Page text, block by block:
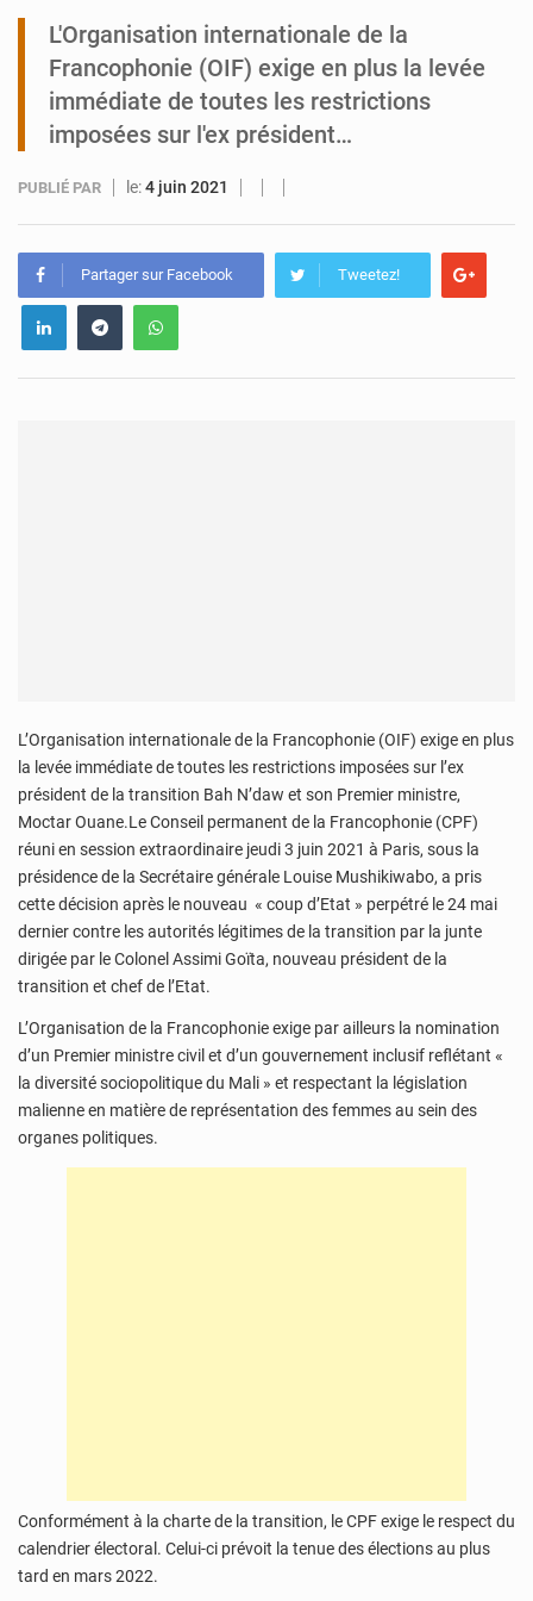
L'Organisation internationale de la
Francophonie (OIF) exige en plus la levée
immédiate de toutes les restrictions
imposées sur l'ex président…
PUBLIÉ PAR le:4 juin 2021
Partager sur Facebook Tweetez!
L’Organisation internationale de la Francophonie (OIF) exige en plus
la levée immédiate de toutes les restrictions imposées sur l’ex
président de la transition Bah N’daw et son Premier ministre,
Moctar Ouane.Le Conseil permanent de la Francophonie (CPF)
réuni en session extraordinaire jeudi 3 juin 2021 à Paris, sous la
présidence de la Secrétaire générale Louise Mushikiwabo, a pris
cette décision après le nouveau « coup d’Etat » perpétré le 24 mai
dernier contre les autorités légitimes de la transition par la junte
dirigée par le Colonel Assimi Goïta, nouveau président de la
transition et chef de l’Etat.
L’Organisation de la Francophonie exige par ailleurs la nomination
d’un Premier ministre civil et d’un gouvernement inclusif reflétant «
la diversité sociopolitique du Mali » et respectant la législation
malienne en matière de représentation des femmes au sein des
organes politiques.
Conformément à la charte de la transition, le CPF exige le respect du
calendrier électoral. Celui-ci prévoit la tenue des élections au plus
tard en mars 2022.